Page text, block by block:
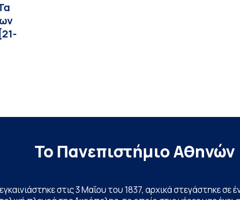
Το Πανεπιστήμιο Αθηνών
στις 3 Μαΐου του 1837, αρχικά στεγάστηκε σε